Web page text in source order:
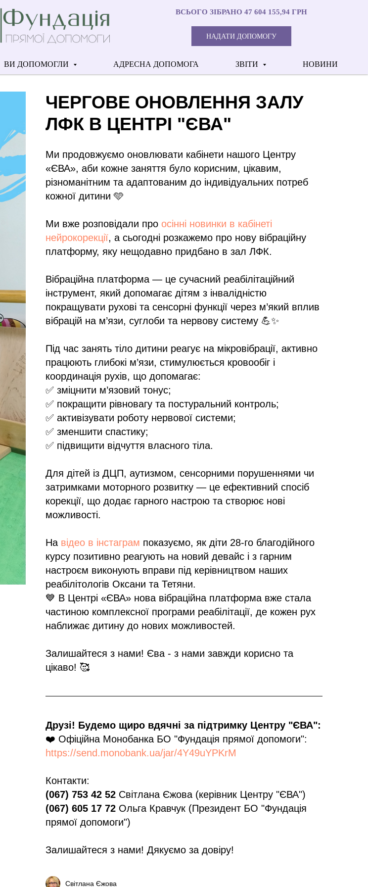
ВСЬОГО ЗІБРАНО 47 604 155,94 ГРН
НАДАТИ ДОПОМОГУ
ВИ ДОПОМОГЛИ АДРЕСНА ДОПОМОГА ЗВІТИ НОВИНИ
ЧЕРГОВЕ ОНОВЛЕННЯ ЗАЛУ
ЛФК В ЦЕНТРІ "ЄВА"
Ми продовжуємо оновлювати кабінети нашого Центру
«ЄВА», аби кожне заняття було корисним, цікавим,
різноманітним та адаптованим до індивідуальних потреб
кожної дитини 🩵
Ми вже розповідали про осінні новинки в кабінеті
нейрокорекції, а сьогодні розкажемо про нову вібраційну
платформу, яку нещодавно придбано в зал ЛФК.
Вібраційна платформа — це сучасний реабілітаційний
інструмент, який допомагає дітям з інвалідністю
покращувати рухові та сенсорні функції через м’який вплив
вібрацій на м’язи, суглоби та нервову систему 💪✨
Під час занять тіло дитини реагує на мікровібрації, активно
працюють глибокі м’язи, стимулюється кровообіг і
координація рухів, що допомагає:
✅ зміцнити м’язовий тонус;
✅ покращити рівновагу та постуральний контроль;
✅ активізувати роботу нервової системи;
✅ зменшити спастику;
✅ підвищити відчуття власного тіла.
Для дітей із ДЦП, аутизмом, сенсорними порушеннями чи
затримками моторного розвитку — це ефективний спосіб
корекції, що додає гарного настрою та створює нові
можливості.
На відео в інстаграм показуємо, як діти 28-го благодійного
курсу позитивно реагують на новий девайс і з гарним
настроєм виконують вправи під керівництвом наших
реабілітологів Оксани та Тетяни.
💙 В Центрі «ЄВА» нова вібраційна платформа вже стала
частиною комплексної програми реабілітації, де кожен рух
наближає дитину до нових можливостей.
Залишайтеся з нами! Єва - з нами завжди корисно та
цікаво! 🥰
Друзі! Будемо щиро вдячні за підтримку Центру "ЄВА":
❤️ Офіційна Монобанка БО "Фундація прямої допомоги":
https://send.monobank.ua/jar/4Y49uYPKrM
Контакти:
(067) 753 42 52 Світлана Єжова (керівник Центру "ЄВА")
(067) 605 17 72 Ольга Кравчук (Президент БО "Фундація
прямої допомоги")
Залишайтеся з нами! Дякуємо за довіру!
Світлана Єжова